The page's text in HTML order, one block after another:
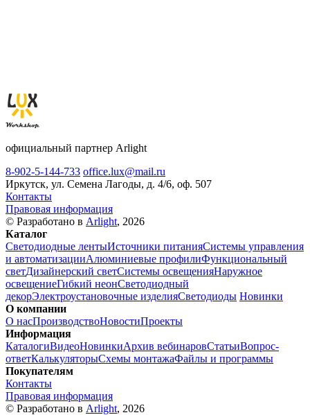
официальный партнер Arlight
8-902-5-144-733 office.lux@mail.ru
Иркутск, ул. Семена Лагоды, д. 4/6, оф. 507
Контакты
Правовая информация
© Разработано в Arlight, 2026
Каталог
Светодиодные лентыИсточники питанияСистемы управления
и автоматизацииАлюминиевые профилиФункциональный
светДизайнерский светСистемы освещенияНаружное
освещениеГибкий неонСветодиодный
декорЭлектроустановочные изделияСветодиоды Новинки
О компании
О насПроизводствоНовостиПроекты
Информация
КаталогиВидеоНовинкиАрхив вебинаровСтатьиВопрос-
ответКалькуляторыСхемы монтажаФайлы и программы
Покупателям
Контакты
Правовая информация
© Разработано в Arlight, 2026